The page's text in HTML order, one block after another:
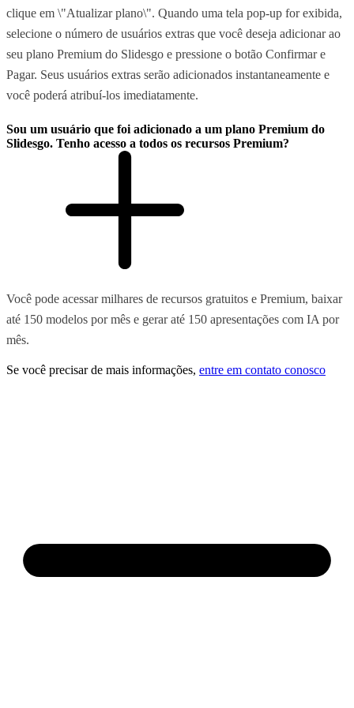
clique em \"Atualizar plano\". Quando uma tela pop-up for exibida,
selecione o número de usuários extras que você deseja adicionar ao
seu plano Premium do Slidesgo e pressione o botão Confirmar e
Pagar. Seus usuários extras serão adicionados instantaneamente e
você poderá atribuí-los imediatamente.
Sou um usuário que foi adicionado a um plano Premium do
Slidesgo. Tenho acesso a todos os recursos Premium?
Você pode acessar milhares de recursos gratuitos e Premium, baixar
até 150 modelos por mês e gerar até 150 apresentações com IA por
mês.
Se você precisar de mais informações, entre em contato conosco